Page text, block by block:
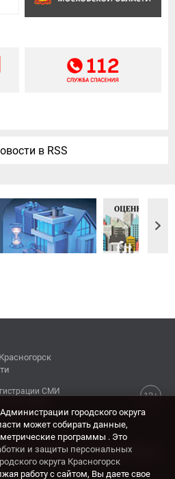
в RSS
12+
СМИ
область, г. Красногорск,
городского округа
может собирать данные,
программы . Это
и защиты персональных
округа Красногорск
работу с сайтом, Вы даете свое